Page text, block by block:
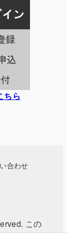
ちら
合わせ
この